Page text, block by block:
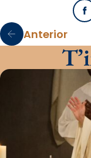
Anterior